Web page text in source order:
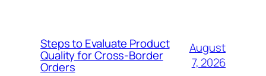
Steps to Evaluate Product
Quality for Cross-Border
Orders
August
7, 2026